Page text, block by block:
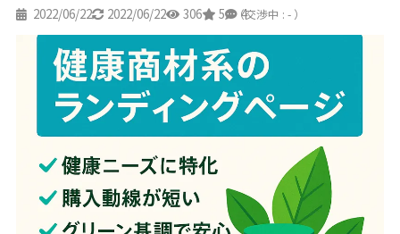
2022/06/22 2022/06/22 306 5 4
（交渉中 : - ）